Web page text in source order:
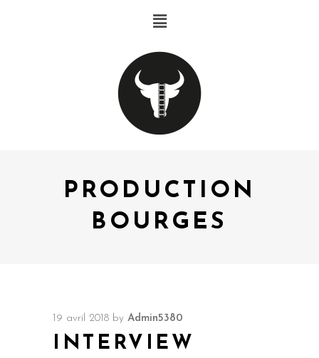
PRODUCTION
BOURGES
19 avril 2018 by Admin5380
INTERVIEW